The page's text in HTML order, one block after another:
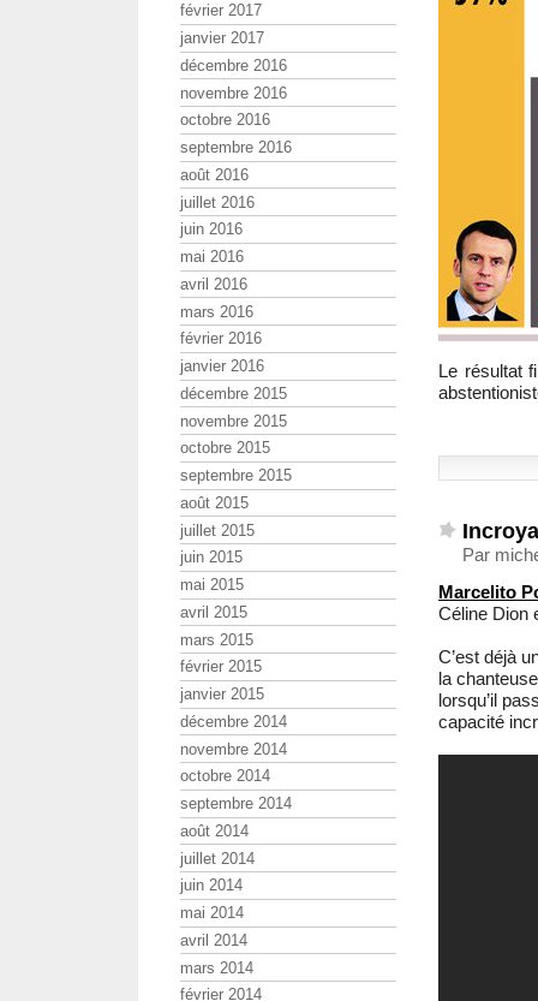
Le résultat
Par
Marcelito
Céline Dion
C’est déjà
la
lorsqu’il
capacité
février 2017
janvier 2017
décembre 2016
novembre 2016
octobre 2016
septembre 2016
août 2016
juillet 2016
juin 2016
mai 2016
avril 2016
mars 2016
février 2016
janvier 2016
décembre 2015
novembre 2015
octobre 2015
septembre 2015
août 2015
juillet 2015
juin 2015
mai 2015
avril 2015
mars 2015
février 2015
janvier 2015
décembre 2014
novembre 2014
octobre 2014
septembre 2014
août 2014
juillet 2014
juin 2014
mai 2014
avril 2014
mars 2014
février 2014